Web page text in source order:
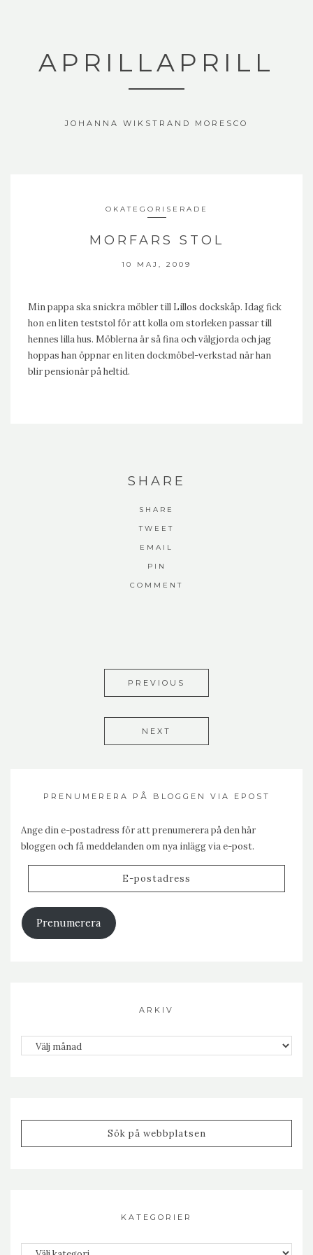
APRILLAPRILL
JOHANNA WIKSTRAND MORESCO
OKATEGORISERADE
MORFARS STOL
10 MAJ, 2009
Min pappa ska snickra möbler till Lillos dockskåp. Idag fick
hon en liten teststol för att kolla om storleken passar till
hennes lilla hus. Möblerna är så fina och välgjorda och jag
hoppas han öppnar en liten dockmöbel-verkstad när han
blir pensionär på heltid.
SHARE
SHARE
TWEET
EMAIL
PIN
COMMENT
PREVIOUS
NEXT
PRENUMERERA PÅ BLOGGEN VIA EPOST
Ange din e-postadress för att prenumerera på den här
bloggen och få meddelanden om nya inlägg via e-post.
Prenumerera
ARKIV
Arkiv
KATEGORIER
Kategorier